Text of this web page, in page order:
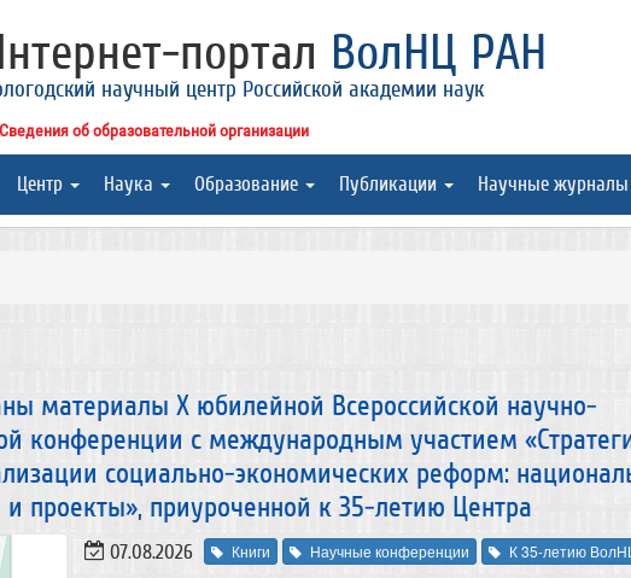
портал ВолНЦ РАН
научный центр Российской академии наук
об образовательной организации
Центр Наука Образование Публикации Научные журналы
материалы X юбилейной Всероссийской научно-
конференции с международным участием
социально-экономических реформ:
и проекты», приуроченной к 35-летию Центра
07.08.2026 Книги Научные конференции К 35-летию